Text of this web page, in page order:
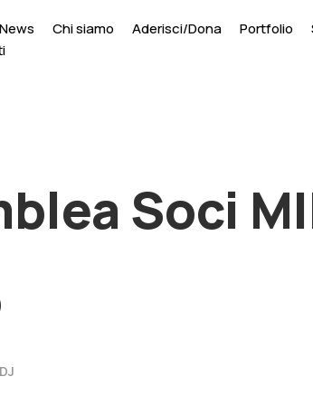
News Chi siamo Aderisci/Dona Portfolio
Soci